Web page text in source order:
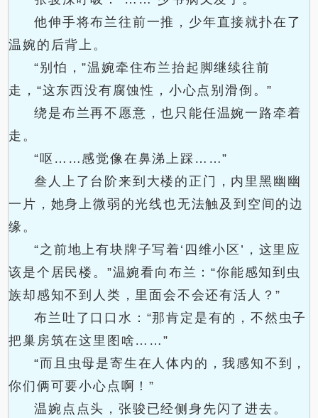
他伸手将布兰往前一推，少年直接就扑在了
温婉的后背上。
“别怕，”温婉牵住布兰抬起脚继续往前
走，“这东西没有腐蚀性，小心点别滑倒。”
绕是布兰再不愿意，也只能任温婉一路牵着
走。
“呕……感觉像在鼻涕上踩……”
叁人上了台阶来到大楼的正门，内里黑幽幽
一片，她身上微弱的光线也无法触及到空间的边
缘。
“之前地上有块牌子写着‘四维小区’，这里应
该是个居民楼。”温婉看向布兰：“你能感知到虫
族却感知不到人类，里面会不会还有活人？”
布兰吐了口口水：“那肯定是有的，不然虫子
把巢房筑在这里图啥……”
“而且虫母是寄生在人体内的，我感知不到，
你们俩可要小心点啊！”
温婉点点头，张骏已经侧身先闪了进去。